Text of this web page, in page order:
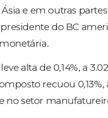
e em outras
do BC
alta de 0,14%, a
recuou 0,13%, a
no setor